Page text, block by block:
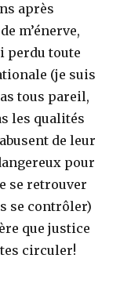
après
m’énerve,
perdu toute
(je suis
tous pareil,
les qualités
de leur
pour
se retrouver
se contrôler)
que justice
circuler!